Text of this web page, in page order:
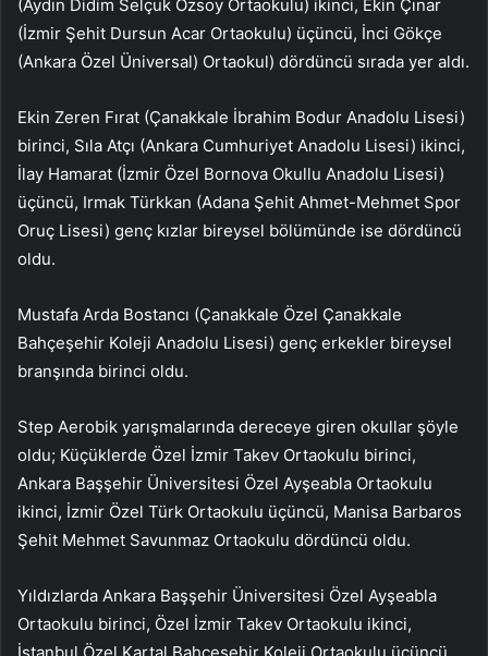
(Aydın Didim Selçuk Özsoy Ortaokulu) ikinci, Ekin Çınar
(İzmir Şehit Dursun Acar Ortaokulu) üçüncü, İnci Gökçe
(Ankara Özel Üniversal) Ortaokul) dördüncü sırada yer aldı.
Ekin Zeren Fırat (Çanakkale İbrahim Bodur Anadolu Lisesi)
birinci, Sıla Atçı (Ankara Cumhuriyet Anadolu Lisesi) ikinci,
İlay Hamarat (İzmir Özel Bornova Okullu Anadolu Lisesi)
üçüncü, Irmak Türkkan (Adana Şehit Ahmet-Mehmet Spor
Oruç Lisesi) genç kızlar bireysel bölümünde ise dördüncü
oldu.
Mustafa Arda Bostancı (Çanakkale Özel Çanakkale
Bahçeşehir Koleji Anadolu Lisesi) genç erkekler bireysel
branşında birinci oldu.
Step Aerobik yarışmalarında dereceye giren okullar şöyle
oldu; Küçüklerde Özel İzmir Takev Ortaokulu birinci,
Ankara Başşehir Üniversitesi Özel Ayşeabla Ortaokulu
ikinci, İzmir Özel Türk Ortaokulu üçüncü, Manisa Barbaros
Şehit Mehmet Savunmaz Ortaokulu dördüncü oldu.
Yıldızlarda Ankara Başşehir Üniversitesi Özel Ayşeabla
Ortaokulu birinci, Özel İzmir Takev Ortaokulu ikinci,
İstanbul Özel Kartal Bahçeşehir Koleji Ortaokulu üçüncü,